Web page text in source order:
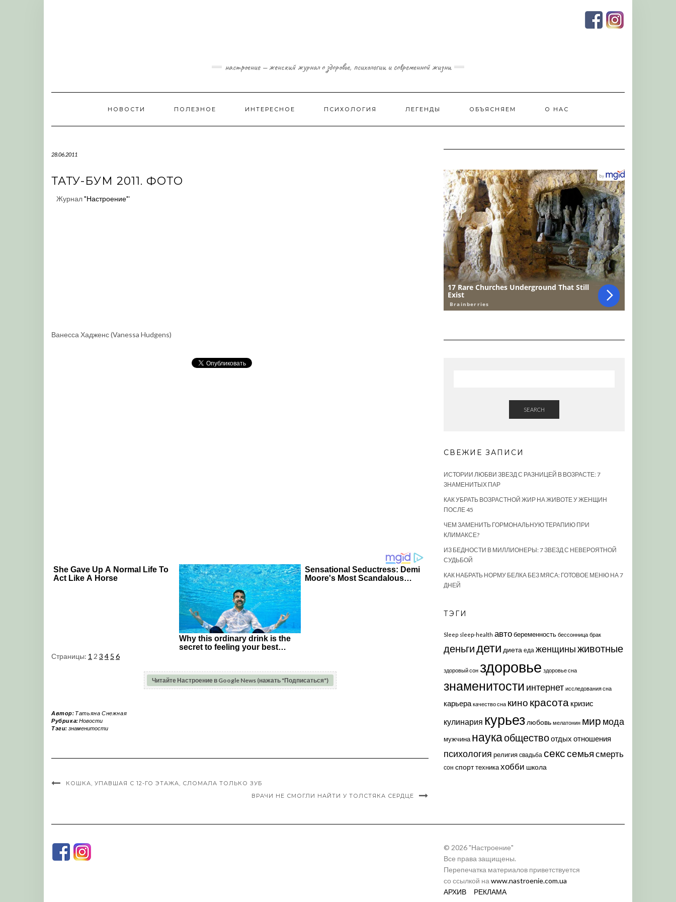
настроение — женский журнал о здоровье, психологии и современной жизни
НОВОСТИ ПОЛЕЗНОЕ ИНТЕРЕСНОЕ ПСИХОЛОГИЯ ЛЕГЕНДЫ ОБЪЯСНЯЕМ О НАС
28.06.2011
ТАТУ-БУМ 2011. ФОТО
Журнал"Настроение"'
Ванесса Хадженс (Vanessa Hudgens)
Страницы: 1 2 3 4 5 6
Читайте Настроение в Google News (нажать "Подписаться")
Автор: Татьяна Снежная
Рубрика:Новости
Тэги: знаменитости
КОШКА, УПАВШАЯ С 12-ГО ЭТАЖА, СЛОМАЛА ТОЛЬКО ЗУБ
ВРАЧИ НЕ СМОГЛИ НАЙТИ У ТОЛСТЯКА СЕРДЦЕ
SEARCH
СВЕЖИЕ ЗАПИСИ
ИСТОРИИ ЛЮБВИ ЗВЕЗД С РАЗНИЦЕЙ В ВОЗРАСТЕ: 7
ЗНАМЕНИТЫХ ПАР
КАК УБРАТЬ ВОЗРАСТНОЙ ЖИР НА ЖИВОТЕ У ЖЕНЩИН
ПОСЛЕ 45
ЧЕМ ЗАМЕНИТЬ ГОРМОНАЛЬНУЮ ТЕРАПИЮ ПРИ
КЛИМАКСЕ?
ИЗ БЕДНОСТИ В МИЛЛИОНЕРЫ: 7 ЗВЕЗД С НЕВЕРОЯТНОЙ
СУДЬБОЙ
КАК НАБРАТЬ НОРМУ БЕЛКА БЕЗ МЯСА: ГОТОВОЕ МЕНЮ НА 7
ДНЕЙ
ТЭГИ
Sleep sleep-health автобеременность бессонница брак
деньгидети диета еда женщиныживотные
здоровый сон здоровье здоровье сна
знаменитости интернет исследования сна
карьера качество сна кино красота кризис
кулинария курьез любовь мелатонин мир мода
мужчина наукаобществоотдых отношения
психология религия свадьба секссемья смерть
сон спорттехникахобби школа
© 2026 "Настроение"
Все права защищены.
Перепечатка материалов приветствуется
со ссылкой на www.nastroenie.com.ua
АРХИВ
РЕКЛАМА